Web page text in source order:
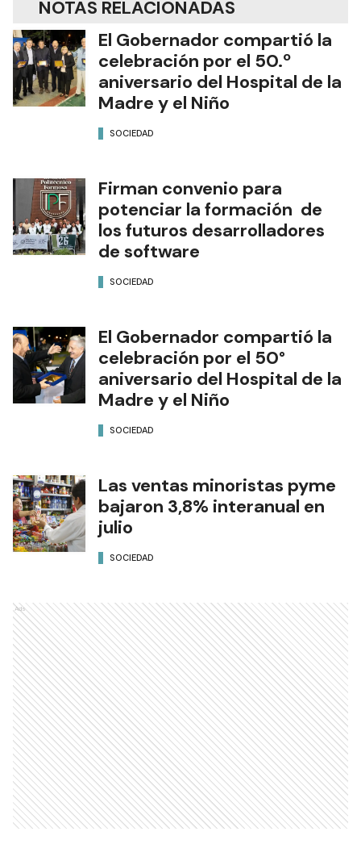
NOTAS RELACIONADAS
El Gobernador compartió la
celebración por el 50.º
aniversario del Hospital de la
Madre y el Niño
SOCIEDAD
Firman convenio para
potenciar la formación de
los futuros desarrolladores
de software
SOCIEDAD
El Gobernador compartió la
celebración por el 50°
aniversario del Hospital de la
Madre y el Niño
SOCIEDAD
Las ventas minoristas pyme
bajaron 3,8% interanual en
julio
SOCIEDAD
Ads